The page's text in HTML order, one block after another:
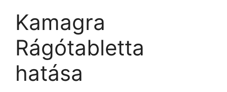
Kamagra
Rágótabletta
hatása